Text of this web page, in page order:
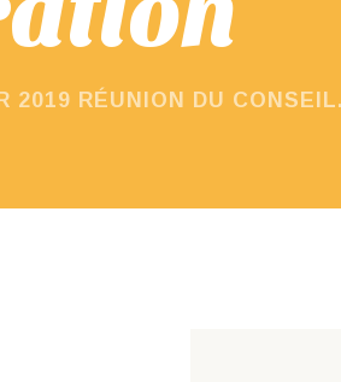
2019 RÉUNION DU